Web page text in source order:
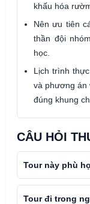
khấu hóa
Nên ưu tiên
thần đội
học.
Lịch trình
và phương án
đúng khung
CÂU HỎI
Tour này phù
Tour đi trong